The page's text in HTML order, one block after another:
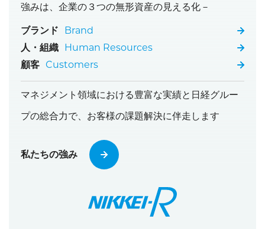
強みは、企業の３つの無形資産の見える化－
ブランド
Brand
人・組織 Human Resources
顧客 Customers
マネジメント領域における豊富な実績と日経グルー
プの総合力で、お客様の課題解決に伴走します
私たちの強み